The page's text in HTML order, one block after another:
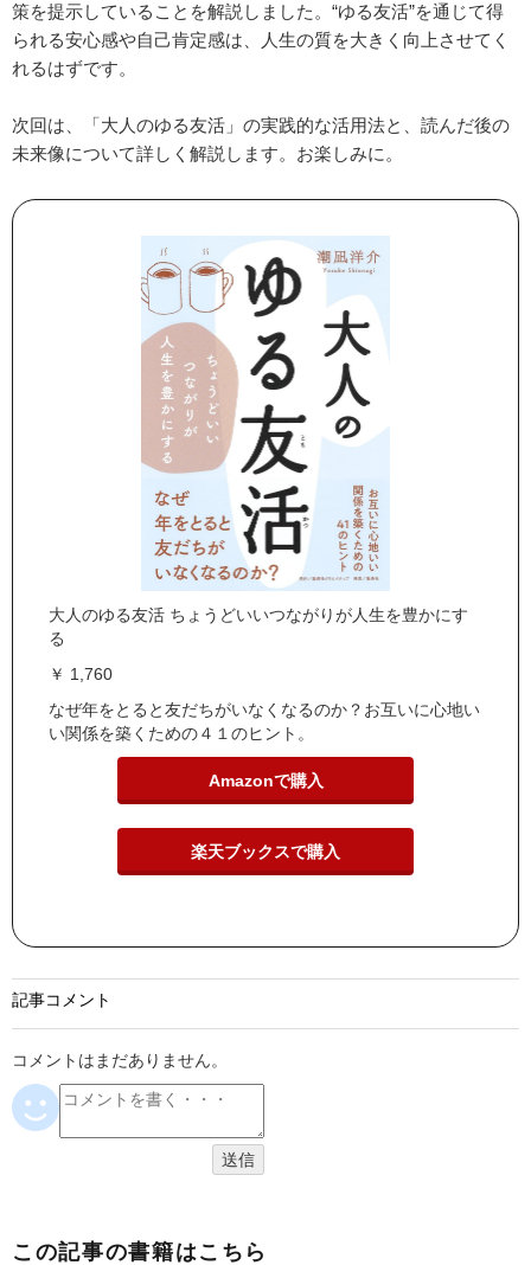
策を提示していることを解説しました。“ゆる友活”を通じて得
られる安心感や自己肯定感は、人生の質を大きく向上させてく
れるはずです。
次回は、「大人のゆる友活」の実践的な活用法と、読んだ後の
未来像について詳しく解説します。お楽しみに。
大人のゆる友活 ちょうどいいつながりが人生を豊かにす
る
￥ 1,760
なぜ年をとると友だちがいなくなるのか？お互いに心地い
い関係を築くための４１のヒント。
Amazonで購入
楽天ブックスで購入
記事コメント
コメントはまだありません。
この記事の書籍はこちら